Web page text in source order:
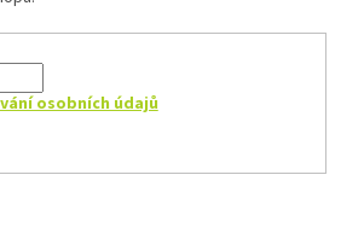
osobních údajů